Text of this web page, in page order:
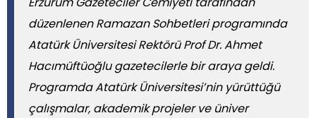
düzenlenen Ramazan Sohbetleri programında
Atatürk Üniversitesi Rektörü Prof Dr. Ahmet
Hacımüftüoğlu gazetecilerle bir araya geldi.
Programda Atatürk Üniversitesi’nin yürüttüğü
çalışmalar, akademik projeler ve üniver